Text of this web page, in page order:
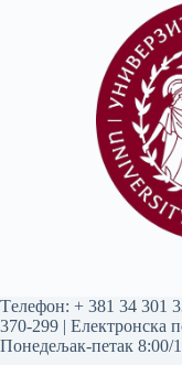
Tелефон: + 381 34 301
370-299 | Електронска
Понедељак-петак 8:00/